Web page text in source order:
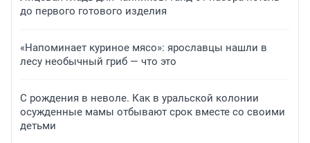
до первого готового изделия
«Напоминает куриное мясо»: ярославцы нашли в
лесу необычный гриб — что это
С рождения в неволе. Как в уральской колонии
осужденные мамы отбывают срок вместе со своими
детьми